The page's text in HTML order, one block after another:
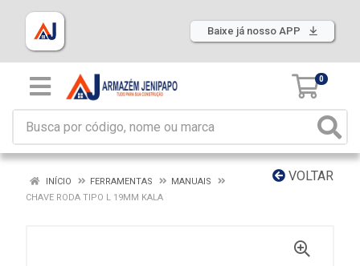
Baixe já nosso APP
0
VOLTAR
INÍCIO FERRAMENTAS
MANUAIS
CHAVE RODA TIPO L 19MM KALA